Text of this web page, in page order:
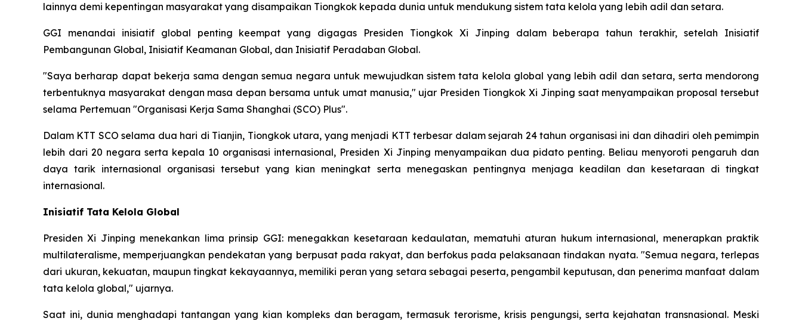
lainnya demi kepentingan masyarakat yang disampaikan Tiongkok kepada dunia untuk mendukung sistem tata kelola yang lebih adil dan setara.
GGI menandai inisiatif global penting keempat yang digagas Presiden Tiongkok Xi Jinping dalam beberapa tahun terakhir, setelah Inisiatif
Pembangunan Global, Inisiatif Keamanan Global, dan Inisiatif Peradaban Global.
"Saya berharap dapat bekerja sama dengan semua negara untuk mewujudkan sistem tata kelola global yang lebih adil dan setara, serta mendorong
terbentuknya masyarakat dengan masa depan bersama untuk umat manusia," ujar Presiden Tiongkok Xi Jinping saat menyampaikan proposal tersebut
selama Pertemuan "Organisasi Kerja Sama Shanghai (SCO) Plus".
Dalam KTT SCO selama dua hari di Tianjin, Tiongkok utara, yang menjadi KTT terbesar dalam sejarah 24 tahun organisasi ini dan dihadiri oleh pemimpin
lebih dari 20 negara serta kepala 10 organisasi internasional, Presiden Xi Jinping menyampaikan dua pidato penting. Beliau menyoroti pengaruh dan
daya tarik internasional organisasi tersebut yang kian meningkat serta menegaskan pentingnya menjaga keadilan dan kesetaraan di tingkat
internasional.
Inisiatif Tata Kelola Global
Presiden Xi Jinping menekankan lima prinsip GGI: menegakkan kesetaraan kedaulatan, mematuhi aturan hukum internasional, menerapkan praktik
multilateralisme, memperjuangkan pendekatan yang berpusat pada rakyat, dan berfokus pada pelaksanaan tindakan nyata. "Semua negara, terlepas
dari ukuran, kekuatan, maupun tingkat kekayaannya, memiliki peran yang setara sebagai peserta, pengambil keputusan, dan penerima manfaat dalam
tata kelola global," ujarnya.
Saat ini, dunia menghadapi tantangan yang kian kompleks dan beragam, termasuk terorisme, krisis pengungsi, serta kejahatan transnasional. Meski